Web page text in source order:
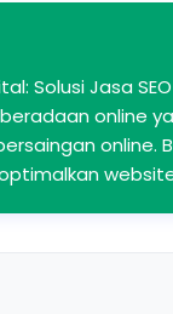
Solusi Jasa
online
online.